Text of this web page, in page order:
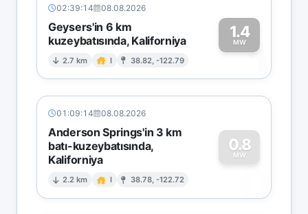
02:39:14 08.08.2026
Geysers'in 6 km
kuzeybatısında, Kaliforniya
2.7 km I 38.82, -122.79
1.4
MW1
01:09:14 08.08.2026
Anderson Springs'in 3 km
batı-kuzeybatısında,
Kaliforniya
2.2 km I 38.78, -122.72
0.8
MW
0